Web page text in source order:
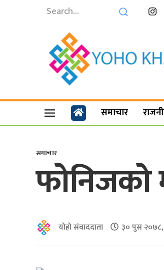
समाचार
समाचार
फोनिजको
योहो संवाददाता ३० पुस २०७८,